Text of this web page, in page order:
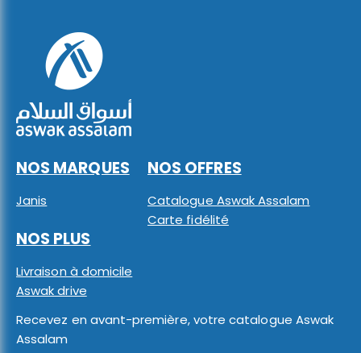
NOS MARQUES
Janis
NOS OFFRES
Catalogue Aswak Assalam
Carte fidélité
NOS PLUS
Livraison à domicile
Aswak drive
Recevez en avant-première, votre catalogue Aswak
Assalam